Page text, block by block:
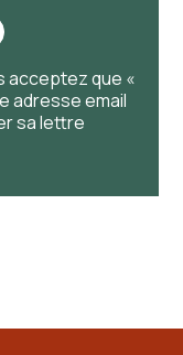
acceptez que «
adresse email
sa lettre